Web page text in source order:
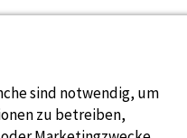
sind notwendig, um
zu betreiben,